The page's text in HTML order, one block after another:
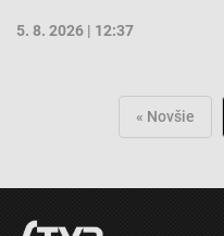
5. 8. 2026 | 12:37
« Novšie